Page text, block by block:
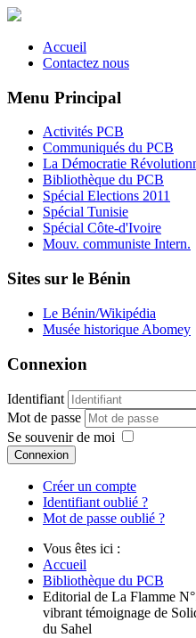
Accueil
Contactez nous
Menu Principal
Activités PCB
Communiqués du PCB
La Démocratie
Bibliothèque du PCB
Spécial Elections 2011
Spécial Tunisie
Spécial Côte-d'Ivoire
Mouv. communiste Intern.
Sites sur le Bénin
Le Bénin/Wikipédia
Musée historique Abomey
Connexion
Identifiant
Mot de passe
Se souvenir de moi
Connexion
Créer un compte
Identifiant oublié ?
Mot de passe oublié ?
Vous êtes ici :
Accueil
Bibliothèque du PCB
Editorial de La Flamme
vibrant témoignage de
du Sahel